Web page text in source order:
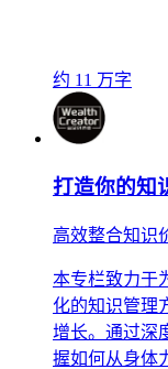
约 11 万字
打造你的知
高效整合知识
本专栏致力于
化的知识管理
增长。通过深
握如何从身体